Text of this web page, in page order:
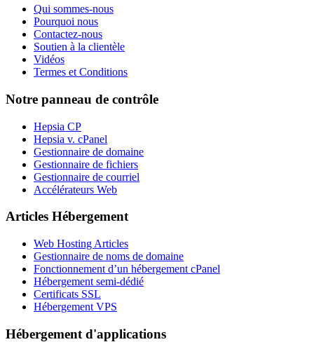
Qui sommes-nous
Pourquoi nous
Contactez-nous
Soutien à la clientèle
Vidéos
Termes et Conditions
Notre panneau de contrôle
Hepsia CP
Hepsia v. cPanel
Gestionnaire de domaine
Gestionnaire de fichiers
Gestionnaire de courriel
Accélérateurs Web
Articles Hébergement
Web Hosting Articles
Gestionnaire de noms de domaine
Fonctionnement d’un hébergement cPanel
Hébergement semi-dédié
Certificats SSL
Hébergement VPS
Hébergement d'applications